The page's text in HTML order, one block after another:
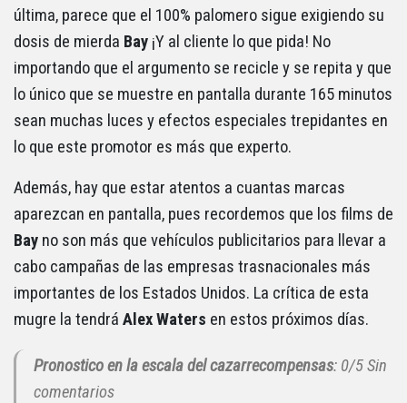
última, parece que el 100% palomero sigue exigiendo su
dosis de mierda Bay ¡Y al cliente lo que pida! No
importando que el argumento se recicle y se repita y que
lo único que se muestre en pantalla durante 165 minutos
sean muchas luces y efectos especiales trepidantes en
lo que este promotor es más que experto.
Además, hay que estar atentos a cuantas marcas
aparezcan en pantalla, pues recordemos que los films de
Bay no son más que vehículos publicitarios para llevar a
cabo campañas de las empresas trasnacionales más
importantes de los Estados Unidos. La crítica de esta
mugre la tendrá Alex Waters en estos próximos días.
Pronostico en la escala del cazarrecompensas: 0/5 Sin
comentarios